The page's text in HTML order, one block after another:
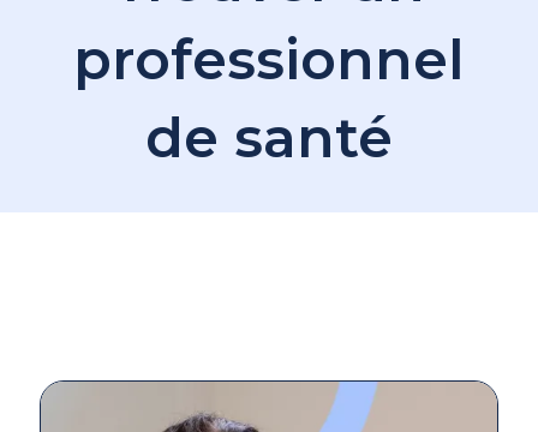
professionnel
de santé